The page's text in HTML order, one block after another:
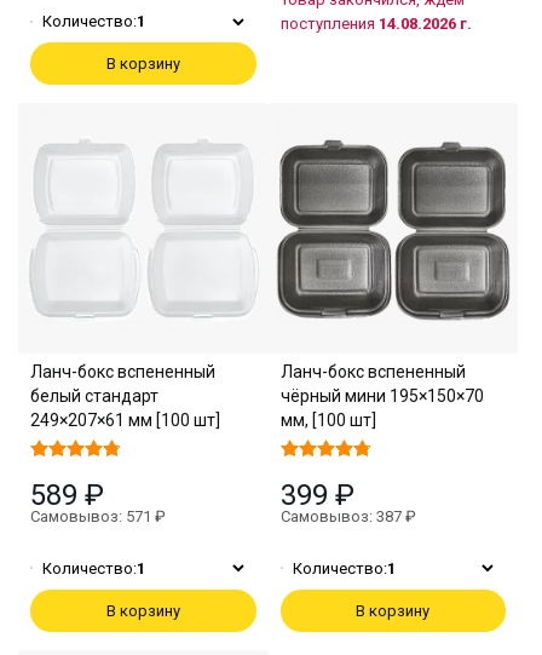
Количество:1
В корзину
поступления 14.08.2026 г.
Ланч-бокс вспененный
белый стандарт
249×207×61 мм [100 шт]
589 ₽
Самовывоз: 571 ₽
Количество:1
В корзину
Ланч-бокс вспененный
чёрный мини 195×150×70
мм, [100 шт]
399 ₽
Самовывоз: 387 ₽
Количество:1
В корзину